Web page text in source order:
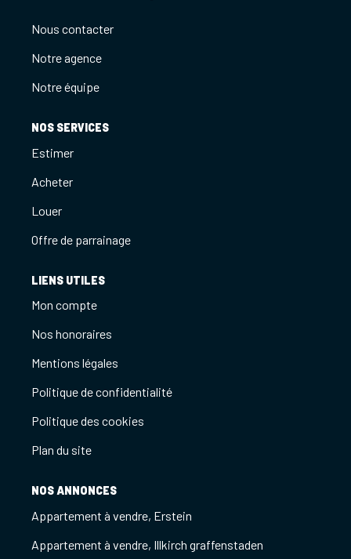
Nous contacter
Notre agence
Notre équipe
NOS SERVICES
Estimer
Acheter
Louer
Offre de parrainage
LIENS UTILES
Mon compte
Nos honoraires
Mentions légales
Politique de confidentialité
Politique des cookies
Plan du site
NOS ANNONCES
Appartement à vendre, Erstein
Appartement à vendre, Illkirch graffenstaden